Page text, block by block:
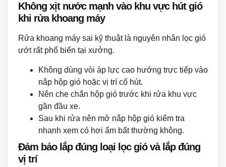
Không xịt nước mạnh vào khu vực hút gió
khi rửa khoang máy
Rửa khoang máy sai kỹ thuật là nguyên nhân lọc gió
ướt rất phổ biến tại xưởng.
Không dùng vòi áp lực cao hướng trực tiếp vào
nắp hộp gió hoặc vị trí cổ hút.
Nên che chắn hộp gió trước khi rửa khu vực
gần đầu xe.
Sau khi rửa nên mở nắp hộp gió kiểm tra
nhanh xem có hơi ẩm bất thường không.
Đảm bảo lắp đúng loại lọc gió và lắp đúng
vị trí